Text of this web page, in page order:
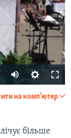
на комп'ютер
більше